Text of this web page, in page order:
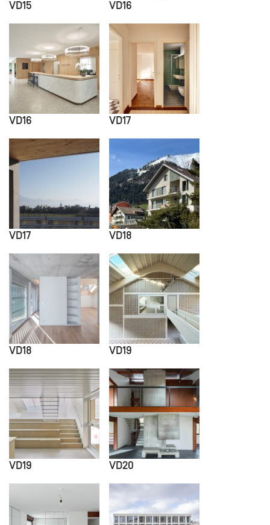
VD15 VD16
VD16 VD17
VD17 VD18
VD18 VD19
VD19 VD20